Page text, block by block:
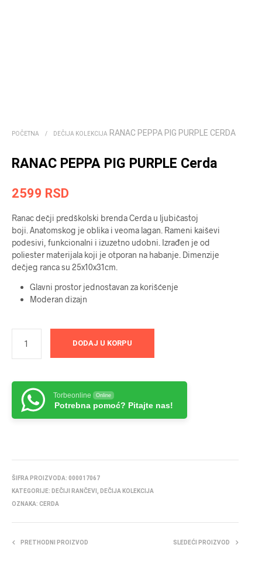
POČETNA / DEČIJA KOLEKCIJA RANAC PEPPA PIG PURPLE CERDA
RANAC PEPPA PIG PURPLE Cerda
2599 RSD
Ranac dečji predškolski brenda Cerda u ljubičastoj
boji. Anatomskog je oblika i veoma lagan. Rameni kaiševi
podesivi, funkcionalni i izuzetno udobni. Izrađen je od
poliester materijala koji je otporan na habanje. Dimenzije
dečjeg ranca su 25x10x31cm.
Glavni prostor jednostavan za korišćenje
Moderan dizajn
DODAJ U KORPU
Torbeonline Online
Potrebna pomoć? Pitajte nas!
ŠIFRA PROIZVODA: 000017067
KATEGORIJE: DEČIJI RANČEVI
DEČIJA KOLEKCIJA
OZNAKA: CERDA
PRETHODNI PROIZVOD SLEDEĆI PROIZVOD